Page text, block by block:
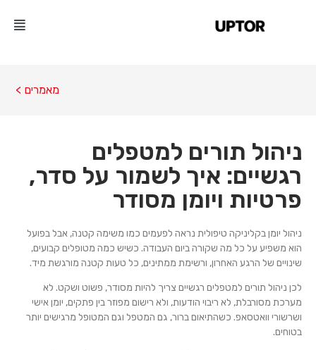
מאמרים >
ניהול תורים למטפלים
רגשיים: איך לשמור על סדר,
פרטיות ויומן מסודר
ניהול יומן בקליניקה טיפולית נראה לפעמים כמו משימה קטנה, אבל בפועל
הוא משפיע על כל מה שקורה ביום העבודה. כשיש כמה מטופלים קבועים,
שינויים של הרגע האחרון, ורשימת ממתינים, כל טעות קטנה מורגשת מיד.
לכן ניהול תורים למטפלים רגשיים צריך להיות מסודר, פשוט ושקט. לא
מערכת מסורבלת, לא ריבוי הודעות, ולא רישום מפוזר בין פתקים, יומן אישי
ושרשורי וואטסאפ. כשהתיאום ברור, גם המטפל וגם המטופל מרגישים יותר
בטוחים.